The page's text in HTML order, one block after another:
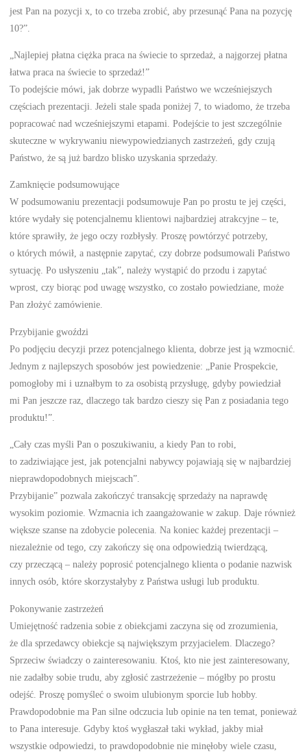
jest Pan na pozycji x, to co trzeba zrobić, aby przesunąć Pana na pozycję
10?”.
„Najlepiej płatna ciężka praca na świecie to sprzedaż, a najgorzej płatna
łatwa praca na świecie to sprzedaż!”
To podejście mówi, jak dobrze wypadli Państwo we wcześniejszych
częściach prezentacji. Jeżeli stale spada poniżej 7, to wiadomo, że trzeba
popracować nad wcześniejszymi etapami. Podejście to jest szczególnie
skuteczne w wykrywaniu niewypowiedzianych zastrzeżeń, gdy czują
Państwo, że są już bardzo blisko uzyskania sprzedaży.
Zamknięcie podsumowujące
W podsumowaniu prezentacji podsumowuje Pan po prostu te jej części,
które wydały się potencjalnemu klientowi najbardziej atrakcyjne – te,
które sprawiły, że jego oczy rozbłysły. Proszę powtórzyć potrzeby,
o których mówił, a następnie zapytać, czy dobrze podsumowali Państwo
sytuację. Po usłyszeniu „tak”, należy wystąpić do przodu i zapytać
wprost, czy biorąc pod uwagę wszystko, co zostało powiedziane, może
Pan złożyć zamówienie.
Przybijanie gwoździ
Po podjęciu decyzji przez potencjalnego klienta, dobrze jest ją wzmocnić.
Jednym z najlepszych sposobów jest powiedzenie: „Panie Prospekcie,
pomogłoby mi i uznałbym to za osobistą przysługę, gdyby powiedział
mi Pan jeszcze raz, dlaczego tak bardzo cieszy się Pan z posiadania tego
produktu!”.
„Cały czas myśli Pan o poszukiwaniu, a kiedy Pan to robi,
to zadziwiające jest, jak potencjalni nabywcy pojawiają się w najbardziej
nieprawdopodobnych miejscach”.
Przybijanie” pozwala zakończyć transakcję sprzedaży na naprawdę
wysokim poziomie. Wzmacnia ich zaangażowanie w zakup. Daje również
większe szanse na zdobycie polecenia. Na koniec każdej prezentacji –
niezależnie od tego, czy zakończy się ona odpowiedzią twierdzącą,
czy przeczącą – należy poprosić potencjalnego klienta o podanie nazwisk
innych osób, które skorzystałyby z Państwa usługi lub produktu.
Pokonywanie zastrzeżeń
Umiejętność radzenia sobie z obiekcjami zaczyna się od zrozumienia,
że dla sprzedawcy obiekcje są największym przyjacielem. Dlaczego?
Sprzeciw świadczy o zainteresowaniu. Ktoś, kto nie jest zainteresowany,
nie zadałby sobie trudu, aby zgłosić zastrzeżenie – mógłby po prostu
odejść. Proszę pomyśleć o swoim ulubionym sporcie lub hobby.
Prawdopodobnie ma Pan silne odczucia lub opinie na ten temat, ponieważ
to Pana interesuje. Gdyby ktoś wygłaszał taki wykład, jakby miał
wszystkie odpowiedzi, to prawdopodobnie nie minęłoby wiele czasu,